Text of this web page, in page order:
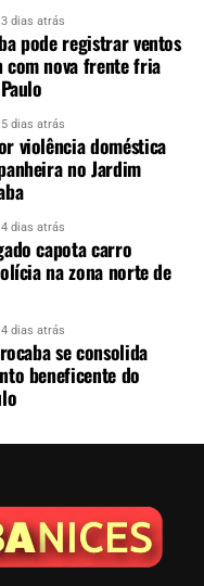
3 dias atrás
pode registrar ventos
nova frente fria
5 dias atrás
violência doméstica
no Jardim
4 dias atrás
capota carro
na zona norte de
4 dias atrás
se consolida
beneficente do